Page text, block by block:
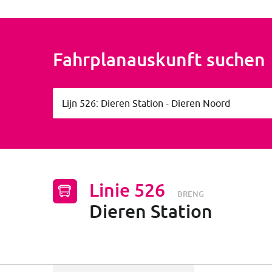
Fahrplanauskunft suchen
Lijn 526: Dieren Station - Dieren Noord
Linie 526 nach Dieren Station
Linie 526 BRENG
Dieren Station